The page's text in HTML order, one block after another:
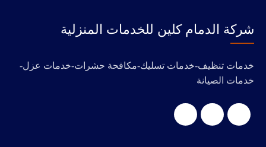
‭‬شركة الدمام كلين للخدمات المنزلية
خدمات تنظيف-خدمات تسليك-مكافحة حشرات-خدمات عزل-
خدمات الصيانة